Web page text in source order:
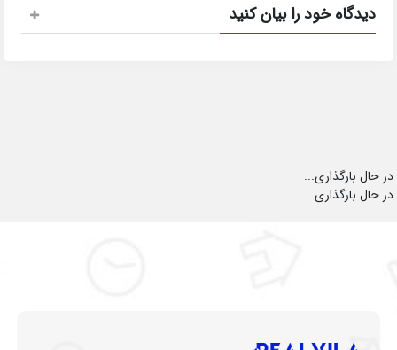
دیدگاه خود را بیان کنید
در حال بارگذاری...
در حال بارگذاری...